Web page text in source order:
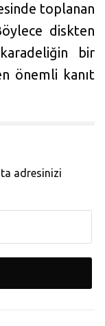
toplanan
diskten
karadeliğin bir
önemli kanıt
adresinizi